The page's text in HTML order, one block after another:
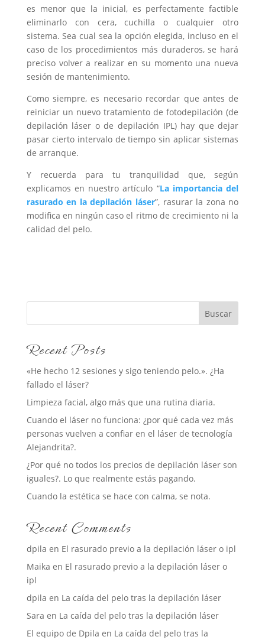
es menor que la inicial, es perfectamente factible
eliminarlo con cera, cuchilla o cualquier otro
sistema. Sea cual sea la opción elegida, incluso en el
caso de los procedimientos más duraderos, se hará
preciso volver a realizar en su momento una nueva
sesión de mantenimiento.
Como siempre, es necesario recordar que antes de
reiniciar un nuevo tratamiento de fotodepilación (de
depilación láser o de depilación IPL) hay que dejar
pasar cierto intervalo de tiempo sin aplicar sistemas
de arranque.
Y recuerda para tu tranquilidad que, según
explicamos en nuestro artículo “La importancia del
rasurado en la depilación láser”, rasurar la zona no
modifica en ningún caso el ritmo de crecimiento ni la
calidad del pelo.
Buscar
Recent Posts
«He hecho 12 sesiones y sigo teniendo pelo.». ¿Ha
fallado el láser?
Limpieza facial, algo más que una rutina diaria.
Cuando el láser no funciona: ¿por qué cada vez más
personas vuelven a confiar en el láser de tecnología
Alejandrita?.
¿Por qué no todos los precios de depilación láser son
iguales?. Lo que realmente estás pagando.
Cuando la estética se hace con calma, se nota.
Recent Comments
dpila en El rasurado previo a la depilación láser o ipl
Maika en El rasurado previo a la depilación láser o
ipl
dpila en La caída del pelo tras la depilación láser
Sara en La caída del pelo tras la depilación láser
El equipo de Dpila en La caída del pelo tras la